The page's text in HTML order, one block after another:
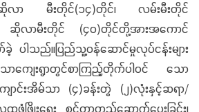
ဆိုလာ မီးတိုင်(၁၄)တိုင်၊ လမ်းမီးတိုင်
ဆိုလာမီးတိုင် (၄၀)တိုင်တို့အားအကောင်
ါသည်။ပြည်သူ့ဝန်ဆောင်မှုလုပ်ငန်းများ
ာကျေးရွာတွင်စာကြည့်တိုက်ပါဝင် သော
ောင်းအိမ်သာ (၄)ခန်းတွဲ (၂)လုံးနှင့်ဆရာ/
ဖြိုးရေး စင်တာတည်ဆောက်ပေးခြင်း၊